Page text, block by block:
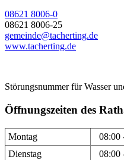
08621 8006-0
08621 8006-25
gemeinde@tacherting.de
www.tacherting.de
Störungsnummer für Wasser
Öffnungszeiten des
Montag 08:00
Dienstag
08:00